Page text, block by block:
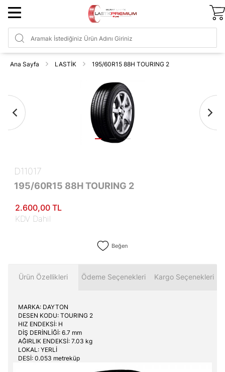
Ana Sayfa LASTİK 195/60R15 88H TOURING 2
195/60R15 88H TOURING 2
D11017
2.600,00 TL
KDV Dahil
Beğen
Ürün Özellikleri Ödeme Seçenekleri Kargo Seçenekleri
MARKA: DAYTON
DESEN KODU: TOURING 2
HIZ ENDEKSİ: H
DİŞ DERİNLİĞİ: 6.7 mm
AĞIRLIK ENDEKSİ: 7.03 kg
LOKAL: YERLİ
DESİ: 0.053 metreküp